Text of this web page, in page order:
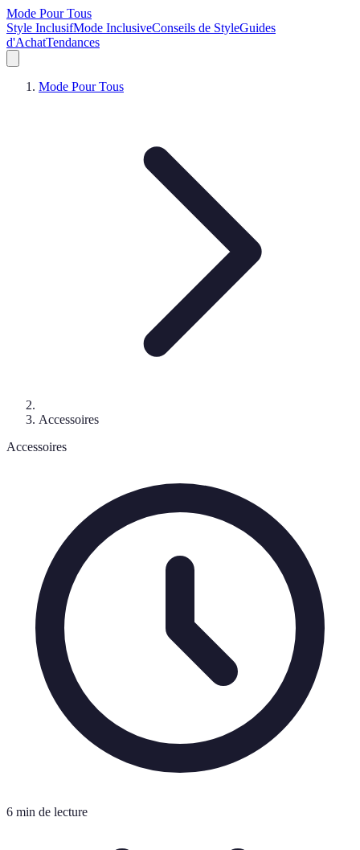
Mode Pour Tous
Style InclusifMode InclusiveConseils de StyleGuides
d'AchatTendances
Mode Pour Tous
Accessoires
Accessoires
6 min de lecture